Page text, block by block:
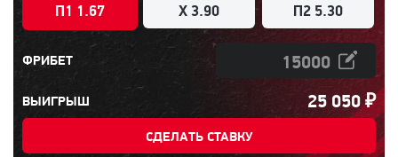
П1 1.67 X 3.90 П2 5.30
ФРИБЕТ
ВЫИГРЫШ 25 050₽
СДЕЛАТЬ СТАВКУ